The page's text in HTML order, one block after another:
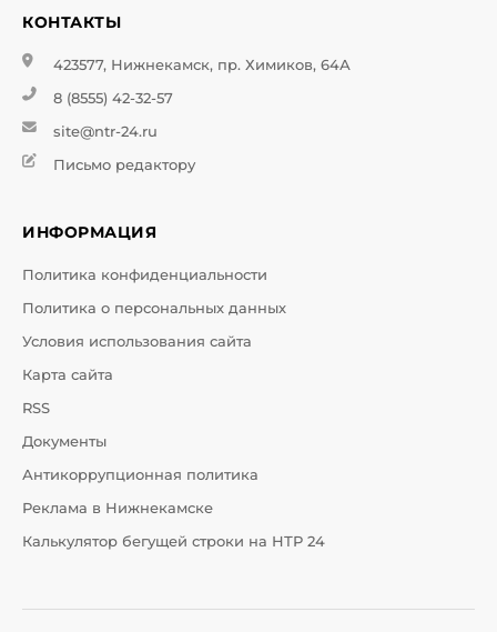
КОНТАКТЫ
423577, Нижнекамск, пр. Химиков, 64А
8 (8555) 42-32-57
site@ntr-24.ru
Письмо редактору
ИНФОРМАЦИЯ
Политика конфиденциальности
Политика о персональных данных
Условия использования сайта
Карта сайта
RSS
Документы
Антикоррупционная политика
Реклама в Нижнекамске
Калькулятор бегущей строки на НТР 24